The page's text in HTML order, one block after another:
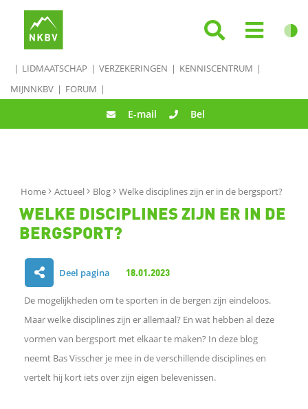
LIDMAATSCHAP VERZEKERINGEN
KENNISCENTRUM
MIJNNKBV
FORUM
E-mail Bel
Home Actueel Blog Welke disciplines zijn er in de bergsport?
WELKE DISCIPLINES ZIJN ER IN DE
BERGSPORT?
Deel pagina 18.01.2023
e
l
e
De mogelijkheden om te sporten in de bergen zijn eindeloos.
Maar welke disciplines zijn er allemaal? En wat hebben al deze
vormen van bergsport met elkaar te maken? In deze blog
neemt Bas Visscher je mee in de verschillende disciplines en
vertelt hij kort iets over zijn eigen belevenissen.